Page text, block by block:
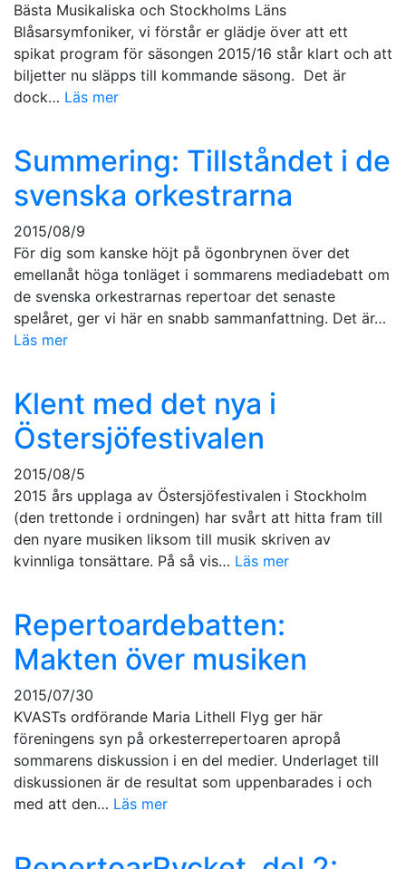
Bästa Musikaliska och Stockholms Läns
Blåsarsymfoniker, vi förstår er glädje över att ett
spikat program för säsongen 2015/16 står klart och att
biljetter nu släpps till kommande säsong. Det är
dock… Läs mer
Summering: Tillståndet i de
svenska orkestrarna
2015/08/9
För dig som kanske höjt på ögonbrynen över det
emellanåt höga tonläget i sommarens mediadebatt om
de svenska orkestrarnas repertoar det senaste
spelåret, ger vi här en snabb sammanfattning. Det är…
Läs mer
Klent med det nya i
Östersjöfestivalen
2015/08/5
2015 års upplaga av Östersjöfestivalen i Stockholm
(den trettonde i ordningen) har svårt att hitta fram till
den nyare musiken liksom till musik skriven av
kvinnliga tonsättare. På så vis… Läs mer
Repertoardebatten:
Makten över musiken
2015/07/30
KVASTs ordförande Maria Lithell Flyg ger här
föreningens syn på orkesterrepertoaren apropå
sommarens diskussion i en del medier. Underlaget till
diskussionen är de resultat som uppenbarades i och
med att den… Läs mer